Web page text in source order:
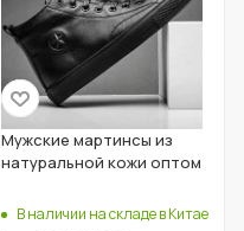
Мужские мартинсы из
натуральной кожи оптом
В наличии на складе в Китае